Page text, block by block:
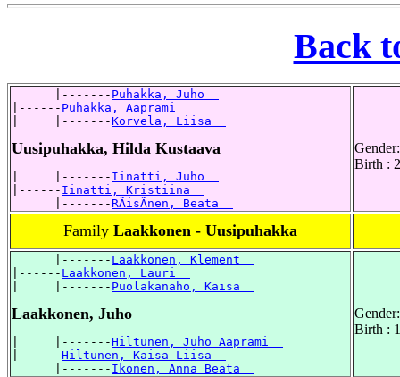
Back
      |-------
Puhakka, Juho
|------ Puhakka, Aaprami
|     |-------Korvela, Liisa
Uusipuhakka, Hilda Kustaava
|     |------- Iinatti, Juho
|------ Iinatti, Kristiina
      |-------
RÃisÃnen, Beata
Birth :
Family Laakkonen - Uusipuhakka
      |-------
Laakkonen, Klement
|------ Laakkonen, Lauri
|     |------- Puolakanaho, Kaisa
Laakkonen, Juho
|     |-------Hiltunen, Juho Aaprami
|------Hiltunen, Kaisa Liisa
      |-------
Ikonen, Anna Beata
Birth :